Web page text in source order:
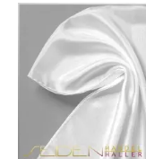
Seide ist weich
leichter,
tragen. Ein
modisches
Komfort und
einen Ponge-
wenig Luxus